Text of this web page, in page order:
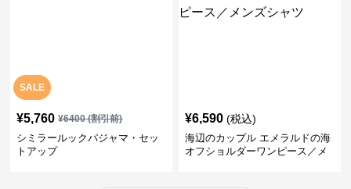
SALE
¥5,760 ¥6400(割引前)
シミラールックパジャマ・セッ
トアップ
¥6,590 (税込)
海辺のカップル エメラルドの海
オフショルダーワンピース／メ